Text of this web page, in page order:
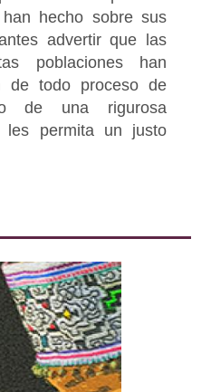
hecho sobre sus
advertir que las
poblaciones han
de todo proceso de
de una rigurosa
les permita un justo